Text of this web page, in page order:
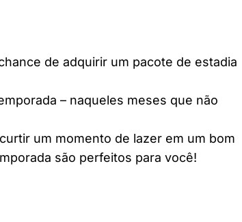
de adquirir um pacote de estadia
– naqueles meses que não
um momento de lazer em um bom
são perfeitos para você!